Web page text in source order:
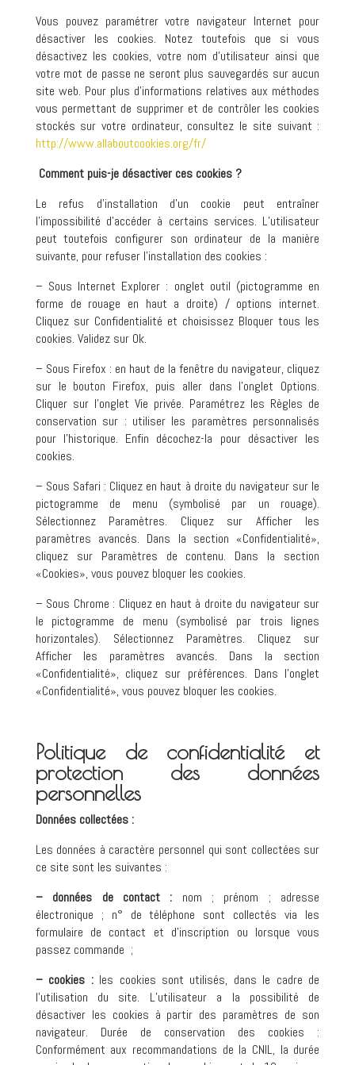
Vous pouvez paramétrer votre navigateur Internet pour
désactiver les cookies. Notez toutefois que si vous
désactivez les cookies, votre nom d’utilisateur ainsi que
votre mot de passe ne seront plus sauvegardés sur aucun
site web. Pour plus d’informations relatives aux méthodes
vous permettant de supprimer et de contrôler les cookies
stockés sur votre ordinateur, consultez le site suivant :
http://www.allaboutcookies.org/fr/
Comment puis-je désactiver ces cookies ?
Le refus d’installation d’un cookie peut entraîner
l’impossibilité d’accéder à certains services. L’utilisateur
peut toutefois configurer son ordinateur de la manière
suivante, pour refuser l’installation des cookies :
– Sous Internet Explorer : onglet outil (pictogramme en
forme de rouage en haut a droite) / options internet.
Cliquez sur Confidentialité et choisissez Bloquer tous les
cookies. Validez sur Ok.
– Sous Firefox : en haut de la fenêtre du navigateur, cliquez
sur le bouton Firefox, puis aller dans l’onglet Options.
Cliquer sur l’onglet Vie privée. Paramétrez les Règles de
conservation sur : utiliser les paramètres personnalisés
pour l’historique. Enfin décochez-la pour désactiver les
cookies.
– Sous Safari : Cliquez en haut à droite du navigateur sur le
pictogramme de menu (symbolisé par un rouage).
Sélectionnez Paramètres. Cliquez sur Afficher les
paramètres avancés. Dans la section «Confidentialité»,
cliquez sur Paramètres de contenu. Dans la section
«Cookies», vous pouvez bloquer les cookies.
– Sous Chrome : Cliquez en haut à droite du navigateur sur
le pictogramme de menu (symbolisé par trois lignes
horizontales). Sélectionnez Paramètres. Cliquez sur
Afficher les paramètres avancés. Dans la section
«Confidentialité», cliquez sur préférences. Dans l’onglet
«Confidentialité», vous pouvez bloquer les cookies.
Politique de confidentialité et
protection des données
personnelles
Données collectées :
Les données à caractère personnel qui sont collectées sur
ce site sont les suivantes :
– données de contact : nom ; prénom ; adresse
électronique ; n° de téléphone sont collectés via les
formulaire de contact et d’inscription ou lorsque vous
passez commande ;
– cookies :les cookies sont utilisés, dans le cadre de
l’utilisation du site. L’utilisateur a la possibilité de
désactiver les cookies à partir des paramètres de son
navigateur. Durée de conservation des cookies :
Conformément aux recommandations de la CNIL, la durée